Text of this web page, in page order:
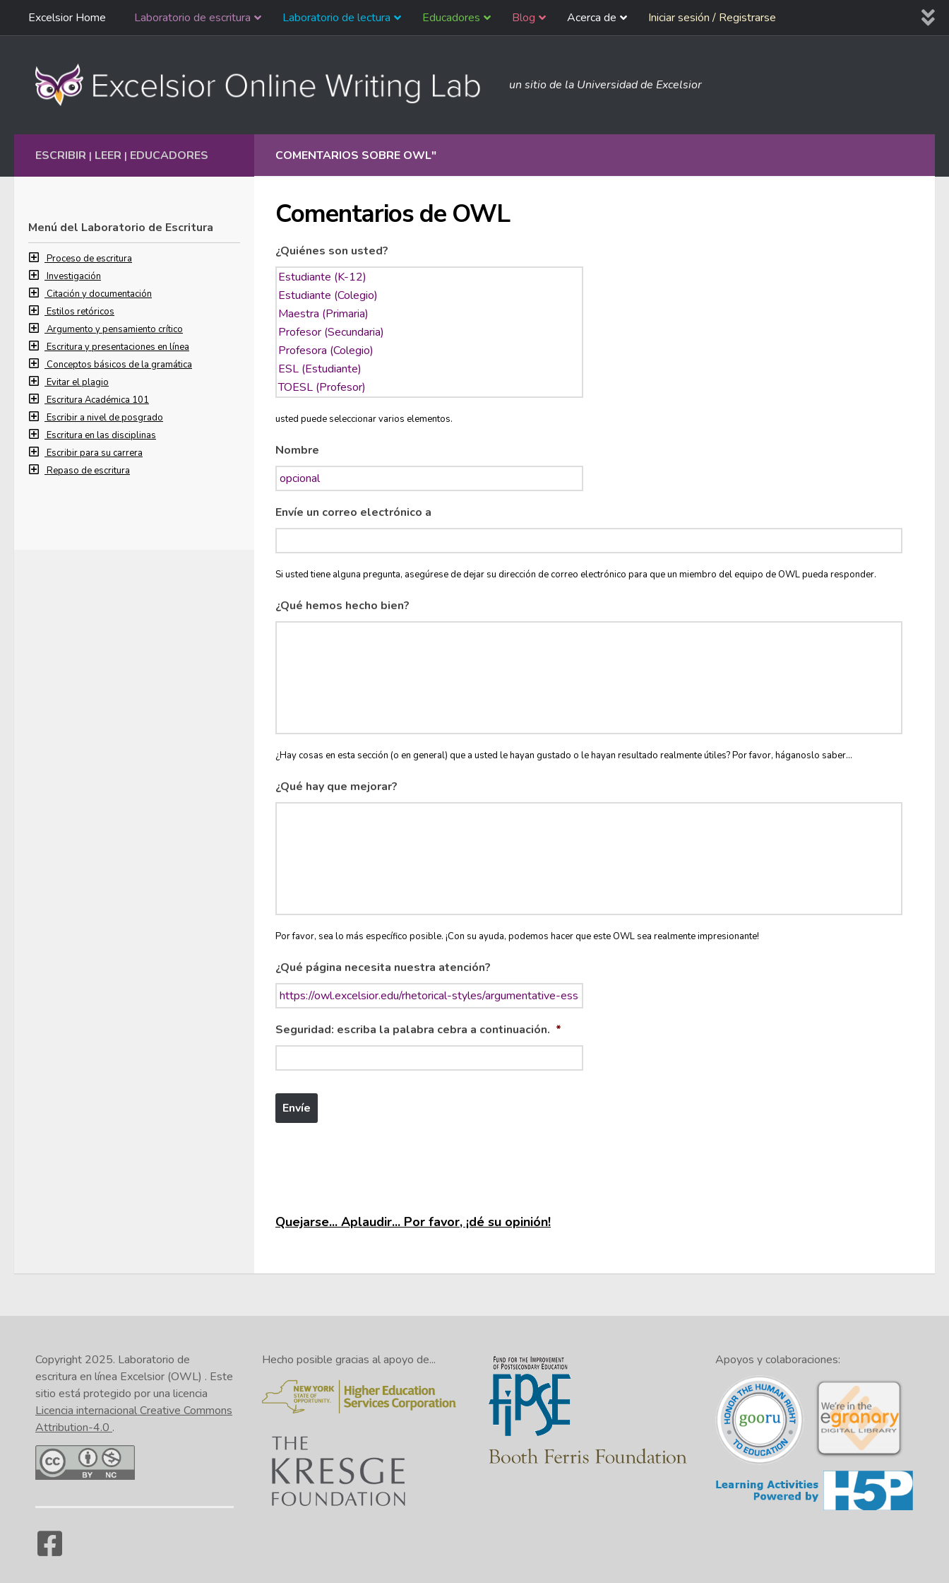
Ir al contenido
navegación
Excelsior Home Laboratorio de escritura Laboratorio de lectura Educadores Blog Acerca de Iniciar sesión / Registrarse
un sitio de la Universidad de Excelsior
COMENTARIOS SOBRE OWL"
Comentarios de OWL
¿Quiénes son usted?
usted puede seleccionar varios elementos.
Nombre
Envíe un correo electrónico a
Si usted tiene alguna pregunta, asegúrese de dejar su dirección de correo electrónico para que un miembro del equipo de OWL pueda responder.
¿Qué hemos hecho bien?
¿Hay cosas en esta sección (o en general) que a usted le hayan gustado o le hayan resultado realmente útiles? Por favor, háganoslo saber...
¿Qué hay que mejorar?
Por favor, sea lo más específico posible. ¡Con su ayuda, podemos hacer que este OWL sea realmente impresionante!
¿Qué página necesita nuestra atención?
Seguridad: escriba la palabra cebra a continuación. *
Quejarse... Aplaudir... Por favor, ¡dé su opinión!
ESCRIBIR | LEER | EDUCADORES
Menú del Laboratorio de Escritura
Proceso de escritura
Investigación
Citación y documentación
Estilos retóricos
Argumento y pensamiento crítico
Escritura y presentaciones en línea
Conceptos básicos de la gramática
Evitar el plagio
Escritura Académica 101
Escribir a nivel de posgrado
Escritura en las disciplinas
Escribir para su carrera
Repaso de escritura
Copyright 2025. Laboratorio de
escritura en línea Excelsior (OWL) . Este
sitio está protegido por una licencia
Licencia internacional Creative Commons
Attribution-4.0 .
Hecho posible gracias al apoyo de... Apoyos y colaboraciones: